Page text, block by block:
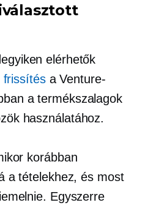
elérhetők
frissítésa Venture-
a termékszalagok
használatához.
korábban
a tételekhez, és most
Egyszerre